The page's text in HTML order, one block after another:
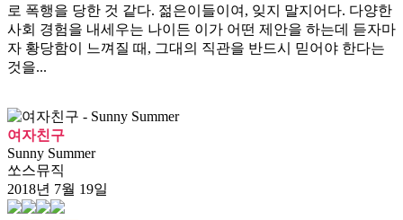
로 폭행을 당한 것 같다. 젊은이들이여, 잊지 말지어다. 다양한
사회 경험을 내세우는 나이든 이가 어떤 제안을 하는데 듣자마
자 황당함이 느껴질 때, 그대의 직관을 반드시 믿어야 한다는
것을...
여자친구
Sunny Summer
쏘스뮤직
2018년 7월 19일